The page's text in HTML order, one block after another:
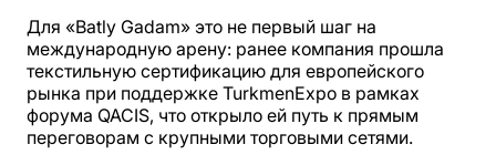
Для «Batly Gadam» это не первый шаг на
международную арену: ранее компания прошла
текстильную сертификацию для европейского
рынка при поддержке TurkmenExpo в рамках
форума QACIS, что открыло ей путь к прямым
переговорам с крупными торговыми сетями.